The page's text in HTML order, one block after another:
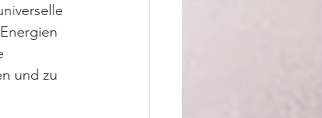
und zu